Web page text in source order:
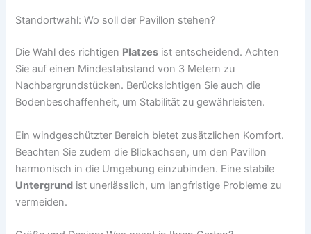
Standortwahl: Wo soll der Pavillon stehen?
Die Wahl des richtigen Platzes ist entscheidend. Achten
Sie auf einen Mindestabstand von 3 Metern zu
Nachbargrundstücken. Berücksichtigen Sie auch die
Bodenbeschaffenheit, um Stabilität zu gewährleisten.
Ein windgeschützter Bereich bietet zusätzlichen Komfort.
Beachten Sie zudem die Blickachsen, um den Pavillon
harmonisch in die Umgebung einzubinden. Eine stabile
Untergrund ist unerlässlich, um langfristige Probleme zu
vermeiden.